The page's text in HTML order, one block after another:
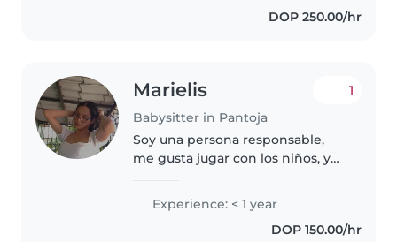
pantalla, dibujo, pinto, cocino,
DOP 250.00/hr
Marielis
Babysitter in Pantoja
1
Soy una persona responsable,
me gusta jugar con los niños, y
ver televisión con ellos, ayudarles
con cualquier cosa, hacer que
me quieran, sobre todo..
Experience: < 1 year
DOP 150.00/hr